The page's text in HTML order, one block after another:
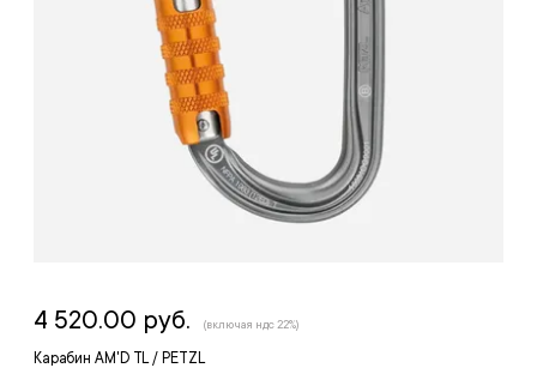
Карабин AM'D TL / PETZL
4 520.00 руб. (включая ндс 22%)